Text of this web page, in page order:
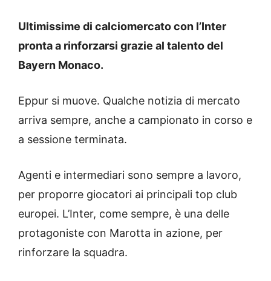
Ultimissime di calciomercato con l’Inter
pronta a rinforzarsi grazie al talento del
Bayern Monaco.
Eppur si muove. Qualche notizia di mercato
arriva sempre, anche a campionato in corso e
a sessione terminata.
Agenti e intermediari sono sempre a lavoro,
per proporre giocatori ai principali top club
europei. L’Inter, come sempre, è una delle
protagoniste con Marotta in azione, per
rinforzare la squadra.